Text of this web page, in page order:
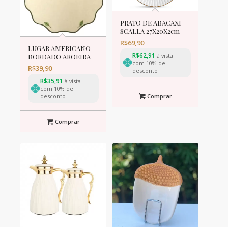
LUGAR AMERICANO
BORDADO AROEIRA
R$39,90
R$35,91 à vista
com 10% de
desconto
Comprar
PRATO DE ABACAXI
SCALLA 27X20X2cm
R$69,90
R$62,91 à vista
com 10% de
desconto
Comprar